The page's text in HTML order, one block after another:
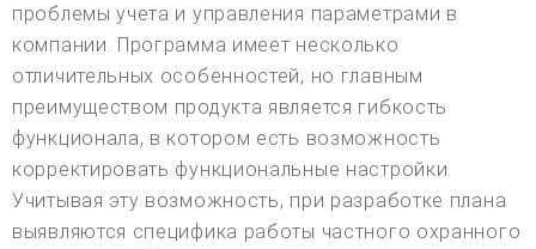
проблемы учета и управления параметрами в
компании. Программа имеет несколько
отличительных особенностей, но главным
преимуществом продукта является гибкость
функционала, в котором есть возможность
корректировать функциональные настройки.
Учитывая эту возможность, при разработке плана
выявляются специфика работы частного охранного